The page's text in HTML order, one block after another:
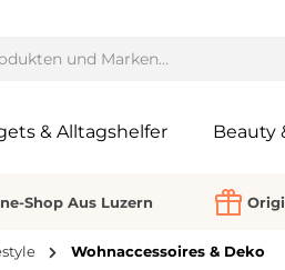
& Alltagshelfer Beauty
Shop Aus Luzern
Wohnaccessoires & Deko